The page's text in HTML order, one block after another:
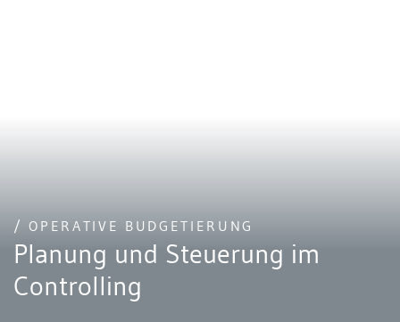
/ OPERATIVE BUDGETIERUNG
Planung und Steuerung im
Controlling